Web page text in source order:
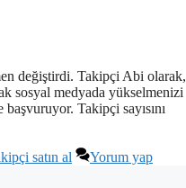
değiştirdi. Takipçi Abi olarak,
sosyal medyada yükselmenizi
Takipçi sayısını
satın al
Yorum yap